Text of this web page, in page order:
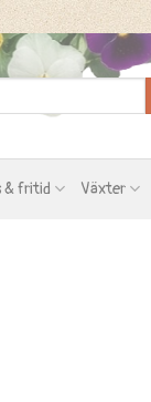
& fritid Växter